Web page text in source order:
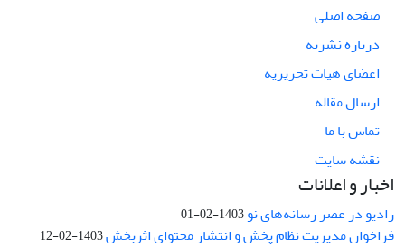
صفحه اصلی
درباره نشریه
اعضای هیات تحریریه
ارسال مقاله
تماس با ما
نقشه سایت
اخبار و اعلانات
رادیو در عصر رسانه‌های نو1403-02-01
فراخوان مدیریت نظام پخش و انتشار محتوای اثربخش1403-02-12